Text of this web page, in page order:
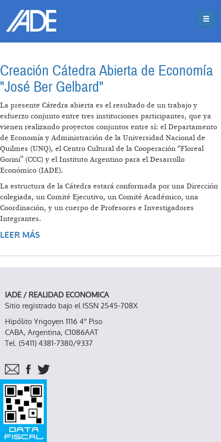
Creación Cátedra Abierta de Economía
"José Ber Gelbard"
La presente Cátedra abierta es el resultado de un trabajo y
esfuerzo conjunto entre tres instituciones participantes, que ya
vienen realizando proyectos conjuntos entre sí: el Departamento
de Economía y Administración de la Universidad Nacional de
Quilmes (UNQ), el Centro Cultural de la Cooperación “Floreal
Gorini” (CCC) y el Instituto Argentino para el Desarrollo
Económico (IADE).
La estructura de la Cátedra estará conformada por una Dirección
colegiada, un Comité Ejecutivo, un Comité Académico, una
Coordinación, y un cuerpo de Profesores e Investigadores
Integrantes.
LEER MÁS
IADE / REALIDAD ECONOMICA
Sitio registrado bajo el ISSN 2545-708X
Hipólito Yrigoyen 1116 4° Piso
CABA, Argentina, C1086AAT
Tel. (5411) 4381-7380/9337